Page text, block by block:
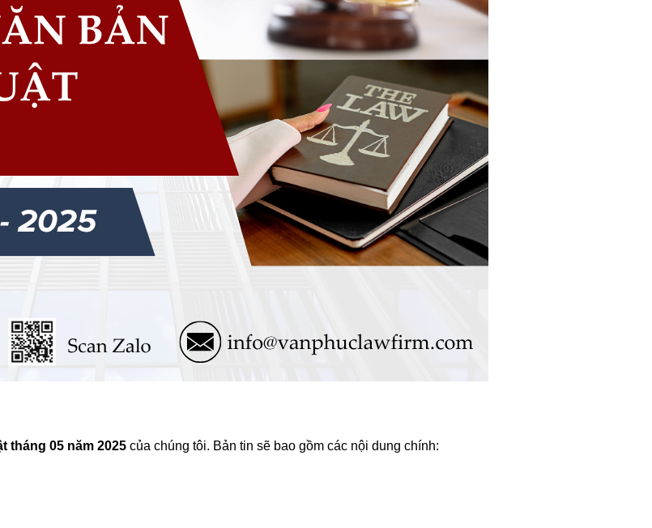
tháng 05 năm 2025 của chúng tôi. Bản tin sẽ bao gồm các nội dung chính: